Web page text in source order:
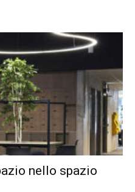
nello spazio